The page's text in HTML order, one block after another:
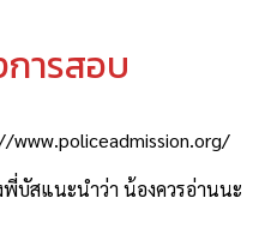
การสอบ
พี่บัสแนะนำว่า น้องควรอ่านนะ